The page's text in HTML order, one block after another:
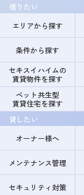
借りたい
エリアから探す
条件から探す
セキスイハイムの
賃貸物件を探す
ペット共生型
賃貸住宅を探す
貸したい
オーナー様へ
メンテナンス管理
セキュリティ対策